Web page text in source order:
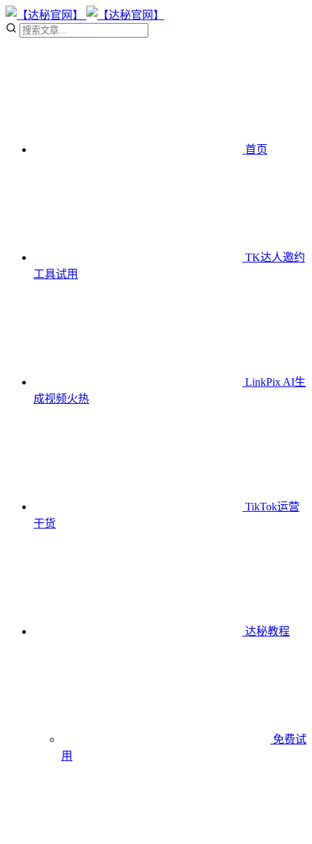
首页
TK达人邀约
工具试用
LinkPix AI生
成视频火热
TikTok运营
干货
达秘教程
免费试
用